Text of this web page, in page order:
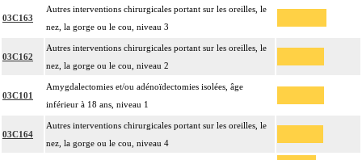
03C163
Autres interventions chirurgicales portant sur les oreilles, le
nez, la gorge ou le cou, niveau 3
03C162
Autres interventions chirurgicales portant sur les oreilles, le
nez, la gorge ou le cou, niveau 2
03C101
Amygdalectomies et/ou adénoïdectomies isolées, âge
inférieur à 18 ans, niveau 1
03C164
Autres interventions chirurgicales portant sur les oreilles, le
nez, la gorge ou le cou, niveau 4